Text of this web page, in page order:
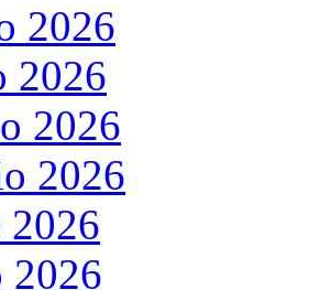
2026
2026
2026
2026
2026